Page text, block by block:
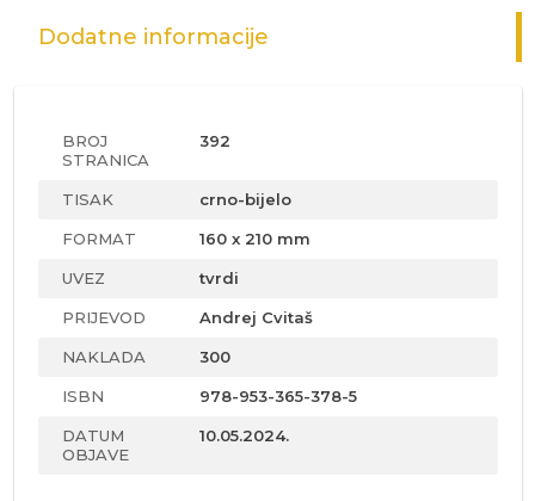
Dodatne informacije
BROJ
STRANICA
392
TISAK crno-bijelo
FORMAT 160 x 210 mm
UVEZ tvrdi
PRIJEVOD Andrej Cvitaš
NAKLADA 300
ISBN 978-953-365-378-5
DATUM
OBJAVE
10.05.2024.